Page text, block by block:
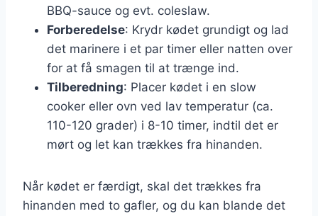
BBQ-sauce og evt. coleslaw.
Forberedelse: Krydr kødet grundigt og lad
det marinere i et par timer eller natten over
for at få smagen til at trænge ind.
Tilberedning: Placer kødet i en slow
cooker eller ovn ved lav temperatur (ca.
110-120 grader) i 8-10 timer, indtil det er
mørt og let kan trækkes fra hinanden.
Når kødet er færdigt, skal det trækkes fra
hinanden med to gafler, og du kan blande det